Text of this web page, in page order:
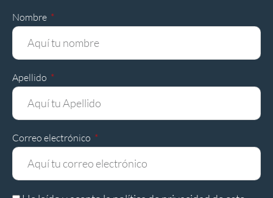
Nombre
Apellido
Correo electrónico